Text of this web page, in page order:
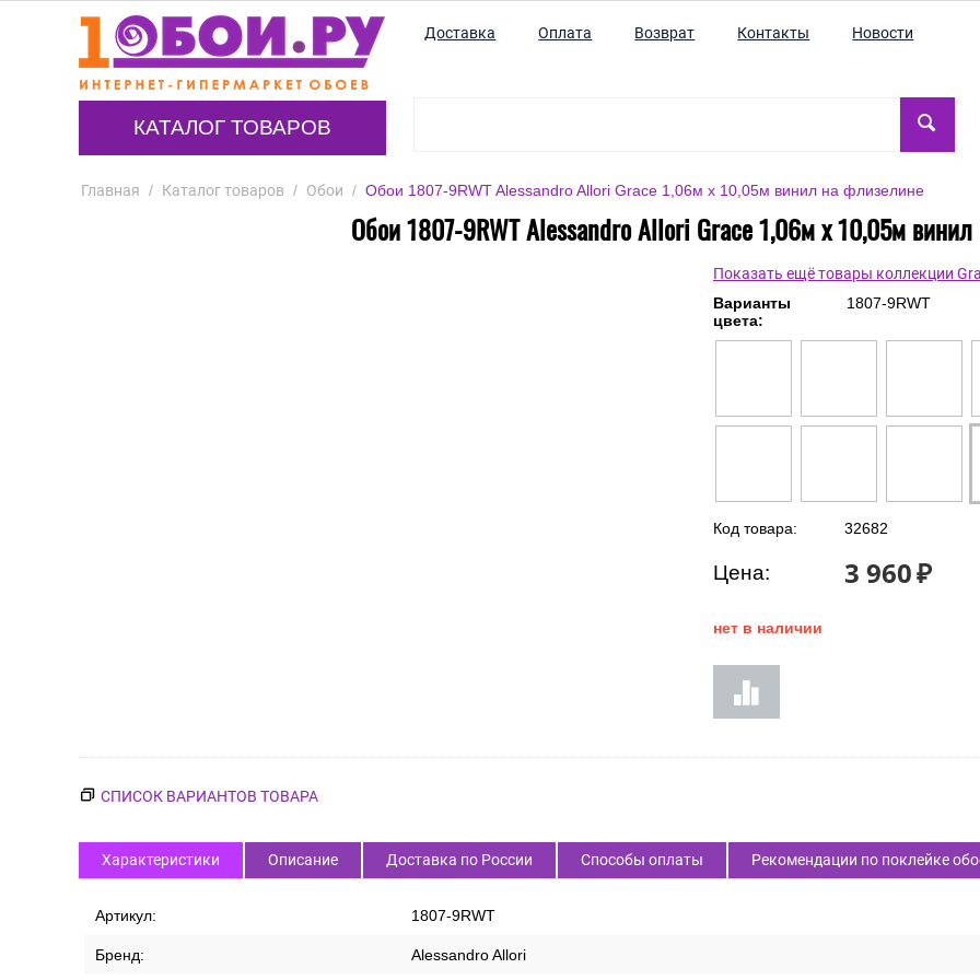
КАТАЛОГ ТОВАРОВ
Доставка Оплата Возврат Контакты Новости
Главная / Каталог товаров / Обои / Обои 1807-9RWT Alessandro Allori Grace 1,06м х 10,05м винил на флизелине
Обои 1807-9RWT Alessandro Allori Grace 1,06м х 10,05м
Показать ещё товары коллекции
Варианты
цвета:
1807-9RWT
Код товара: 32682
Цена: 3 960₽
нет в наличии
СПИСОК ВАРИАНТОВ ТОВАРА
Характеристики Описание Доставка по России Способы оплаты Рекомендации по поклейке
Артикул: 1807-9RWT
Бренд: Alessandro Allori